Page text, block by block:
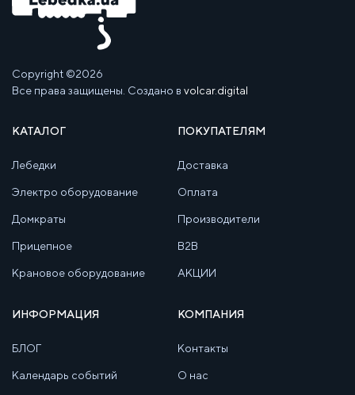
Copyright ©2026
Все права защищены. Создано в volcar.digital
КАТАЛОГ
Лебедки
Электро оборудование
Домкраты
Прицепное
Крановое оборудование
ПОКУПАТЕЛЯМ
Доставка
Оплата
Производители
B2B
АКЦИИ
ИНФОРМАЦИЯ
БЛОГ
Календарь событий
КОМПАНИЯ
Контакты
О нас